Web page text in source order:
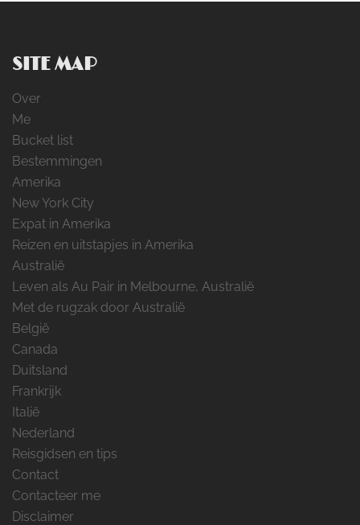
SITE MAP
Over
Me
Bucket list
Bestemmingen
Amerika
New York City
Expat in Amerika
Reizen en uitstapjes in Amerika
Australië
Leven als Au Pair in Melbourne, Australië
Met de rugzak door Australië
België
Canada
Duitsland
Frankrijk
Italië
Nederland
Reisgidsen en tips
Contact
Contacteer me
Disclaimer